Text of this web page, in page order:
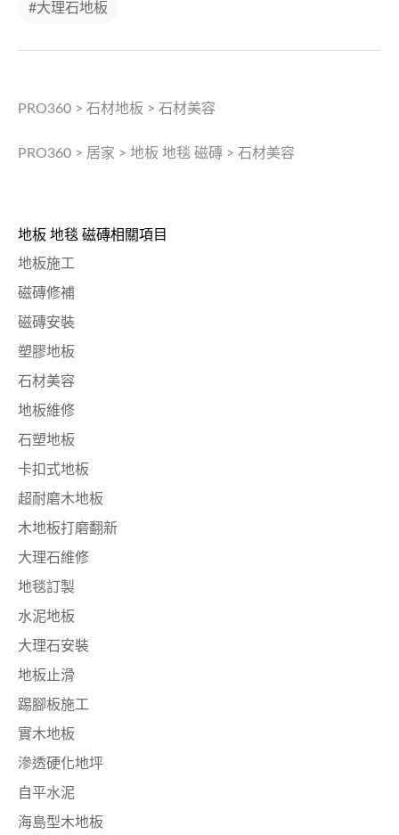
#大理石地板
PRO360 > 石材地板 > 石材美容
PRO360 > 居家 > 地板 地毯 磁磚 > 石材美容
地板 地毯 磁磚相關項目
地板施工
磁磚修補
磁磚安裝
塑膠地板
石材美容
地板維修
石塑地板
卡扣式地板
超耐磨木地板
木地板打磨翻新
大理石維修
地毯訂製
水泥地板
大理石安裝
地板止滑
踢腳板施工
實木地板
滲透硬化地坪
自平水泥
海島型木地板